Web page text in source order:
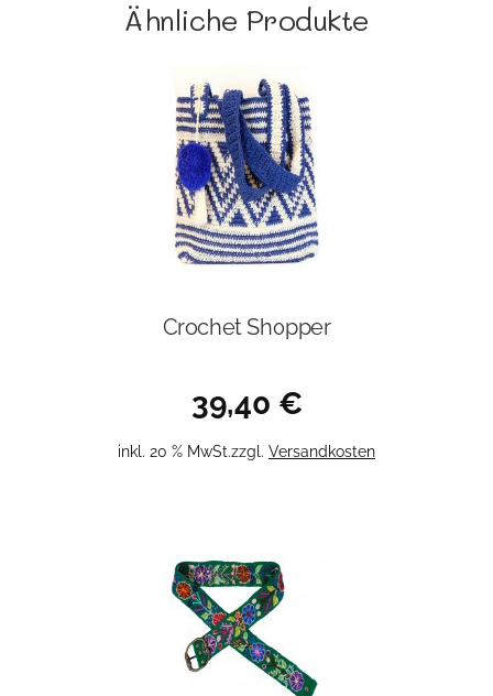
Ähnliche Produkte
Crochet Shopper
39,40 €
inkl. 20 % MwSt.zzgl. Versandkosten